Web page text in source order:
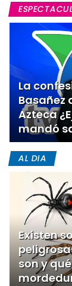
La
Basañez
Azteca
mandó
AL DIA
Existen
son y